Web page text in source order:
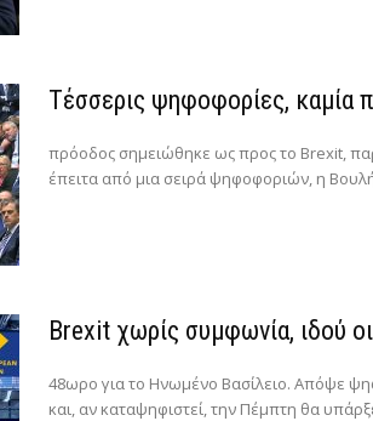
Τέσσερις ψηφοφορίες, καμία
πρόοδος σημειώθηκε ως προς το Brexit,
έπειτα από μια σειρά ψηφοφοριών, η
Brexit χωρίς συμφωνία, ιδού
48ωρο για το Ηνωμένο Βασίλειο. Απόψε
και, αν καταψηφιστεί, την Πέμπτη θα